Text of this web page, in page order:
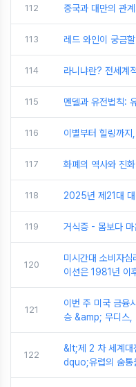
112 중국과 대만의 관
113 레드 와인이 궁금
114 라니냐란? 전세계
115 멘델과 유전법칙:
116 이별부터 힐링까
117 화폐의 역사와 진
118 2025년 제21대 대
119 거식증 - 몸보다
120
미시간대 소비자
이션은 1981년 이
121
이번 주 미국 금
승 &amp; 무디스,
122
&lt;제 2 차 세계
dquo;유럽의 숨